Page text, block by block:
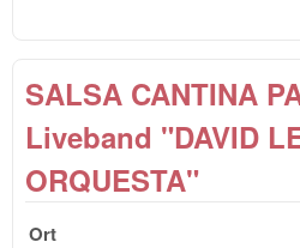
SALSA CANTINA
Liveband "DAVID
ORQUESTA"
Ort